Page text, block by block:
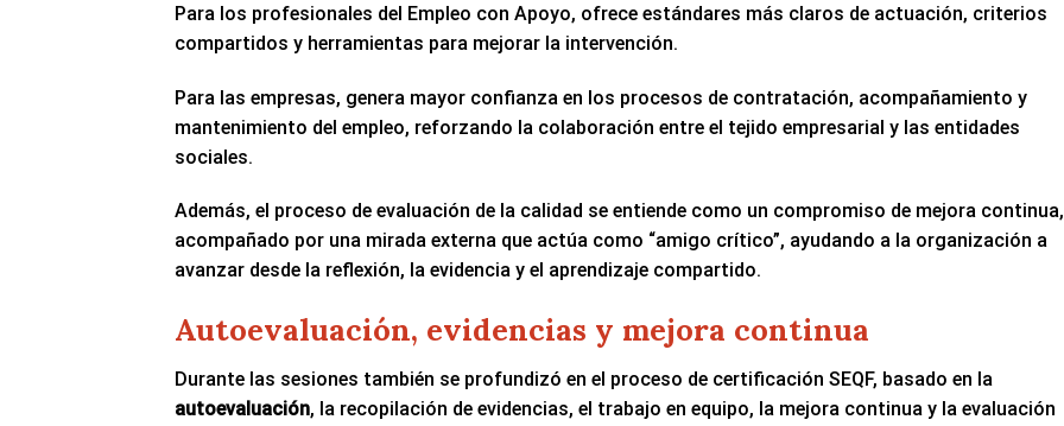
Para los profesionales del Empleo con Apoyo, ofrece estándares más claros de actuación, criterios
compartidos y herramientas para mejorar la intervención.
Para las empresas, genera mayor confianza en los procesos de contratación, acompañamiento y
mantenimiento del empleo, reforzando la colaboración entre el tejido empresarial y las entidades
sociales.
Además, el proceso de evaluación de la calidad se entiende como un compromiso de mejora continua,
acompañado por una mirada externa que actúa como “amigo crítico”, ayudando a la organización a
avanzar desde la reflexión, la evidencia y el aprendizaje compartido.
Autoevaluación, evidencias y mejora continua
Durante las sesiones también se profundizó en el proceso de certificación SEQF, basado en la
autoevaluación, la recopilación de evidencias, el trabajo en equipo, la mejora continua y la evaluación